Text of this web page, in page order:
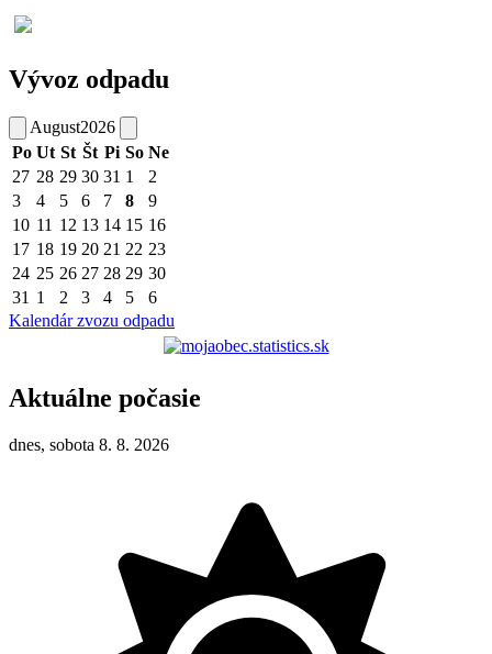
Vývoz odpadu
August2026
Po Ut St Št Pi So Ne
27 28 29 30 31 1
2
3
4 5 6 7 8
9
10 11 12 13 14 15 16
17 18 19 20 21 22 23
24 25 26 27 28 29 30
31 1 2 3 4 5
6
Kalendár zvozu odpadu
Aktuálne počasie
dnes, sobota 8. 8. 2026